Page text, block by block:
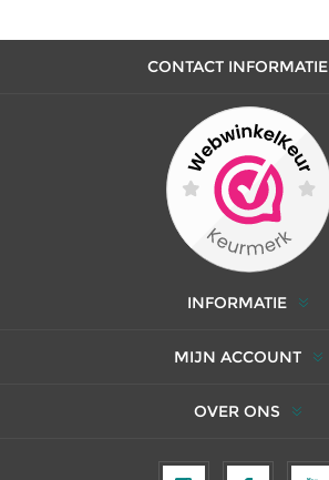
CONTACT INFORMATIE
INFORMATIE
MIJN ACCOUNT
OVER ONS